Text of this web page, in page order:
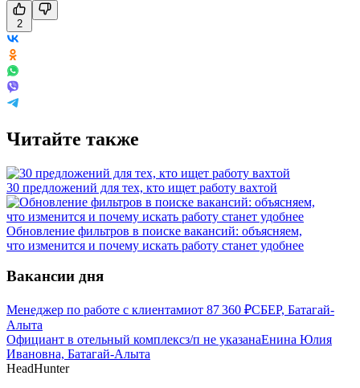
2
Читайте также
30 предложений для тех, кто ищет работу вахтой
Обновление фильтров в поиске вакансий: объясняем,
что изменится и почему искать работу станет удобнее
Вакансии дня
Менеджер по работе с клиентамиот 87 360 ₽СБЕР, Батагай-
Алыта
Официант в отельный комплексз/п не указанаЕнина Юлия
Ивановна, Батагай-Алыта
HeadHunter